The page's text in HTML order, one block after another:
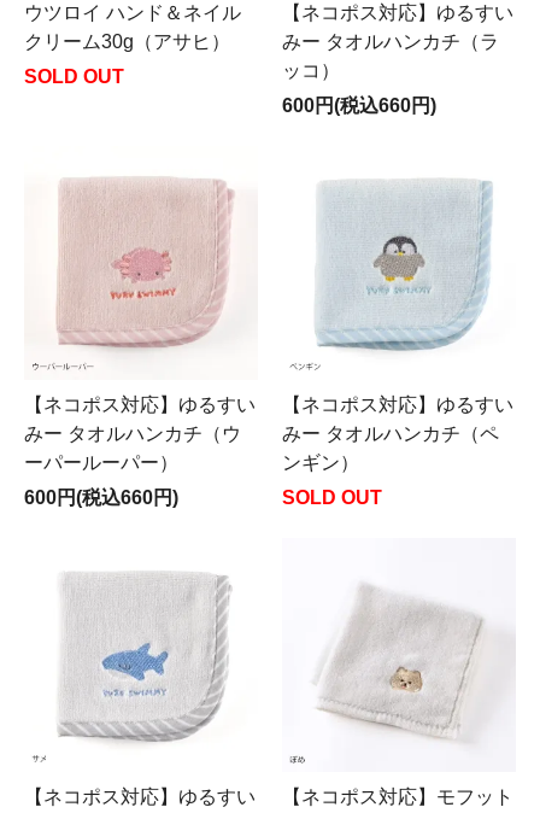
ウツロイ ハンド＆ネイル
クリーム30g（アサヒ）
SOLD OUT
【ネコポス対応】ゆるすい
みー タオルハンカチ（ラ
ッコ）
600円(税込660円)
【ネコポス対応】ゆるすい
みー タオルハンカチ（ウ
ーパールーパー）
600円(税込660円)
【ネコポス対応】ゆるすい
みー タオルハンカチ（ペ
ンギン）
SOLD OUT
【ネコポス対応】ゆるすい
【ネコポス対応】モフット